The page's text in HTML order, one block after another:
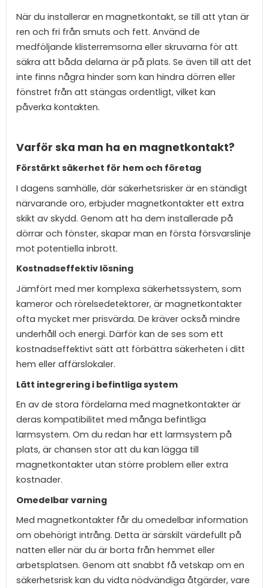
När du installerar en magnetkontakt, se till att ytan är
ren och fri från smuts och fett. Använd de
medföljande klisterremsorna eller skruvarna för att
säkra att båda delarna är på plats. Se även till att det
inte finns några hinder som kan hindra dörren eller
fönstret från att stängas ordentligt, vilket kan
påverka kontakten.
Varför ska man ha en magnetkontakt?
Förstärkt säkerhet för hem och företag
I dagens samhälle, där säkerhetsrisker är en ständigt
närvarande oro, erbjuder magnetkontakter ett extra
skikt av skydd. Genom att ha dem installerade på
dörrar och fönster, skapar man en första försvarslinje
mot potentiella inbrott.
Kostnadseffektiv lösning
Jämfört med mer komplexa säkerhetssystem, som
kameror och rörelsedetektorer, är magnetkontakter
ofta mycket mer prisvärda. De kräver också mindre
underhåll och energi. Därför kan de ses som ett
kostnadseffektivt sätt att förbättra säkerheten i ditt
hem eller affärslokaler.
Lätt integrering i befintliga system
En av de stora fördelarna med magnetkontakter är
deras kompatibilitet med många befintliga
larmsystem. Om du redan har ett larmsystem på
plats, är chansen stor att du kan lägga till
magnetkontakter utan större problem eller extra
kostnader.
Omedelbar varning
Med magnetkontakter får du omedelbar information
om obehörigt intrång. Detta är särskilt värdefullt på
natten eller när du är borta från hemmet eller
arbetsplatsen. Genom att snabbt få vetskap om en
säkerhetsrisk kan du vidta nödvändiga åtgärder, vare